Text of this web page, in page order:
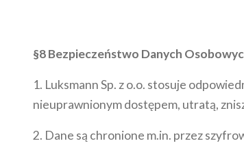
§8 Bezpieczeństwo Danych
1. Luksmann Sp. z o.o. stosuje
nieuprawnionym dostępem, utratą,
2. Dane są chronione m.in. przez